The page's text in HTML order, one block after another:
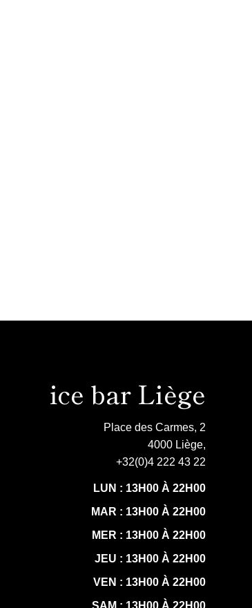
ice bar Liège
Place des Carmes, 2
4000 Liège,
+32(0)4 222 43 22
LUN : 13H00 À 22H00
MAR : 13H00 À 22H00
MER : 13H00 À 22H00
JEU : 13H00 À 22H00
VEN : 13H00 À 22H00